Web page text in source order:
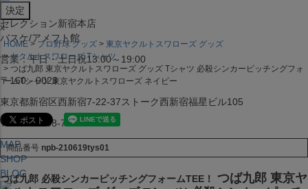
セレクション新宿本店
バスケ/アメフト館
営業：平日・土日祝13:00～19:00
〒160－0023
東京都新宿区西新宿7-22-37ストーク西新宿福星ビル105
TEL:03-5338-7231
MAP
SHOP
BLOG
x
HOME プロ野球 グッズ
東京ヤクルトスワローズ グッズ
ヤクルトスワローズ Tシャツ
つば九郎 東京ヤクルトスワローズ グッズ Tシャツ 必殺シンカーピッチングフォ
ームTシャツ 東京ヤクルトスワローズ ネイビー
商品番号 npb-210619tys01
つば九郎 必殺シンカーピッチングフォームTEE！
つば九郎 東京ヤ